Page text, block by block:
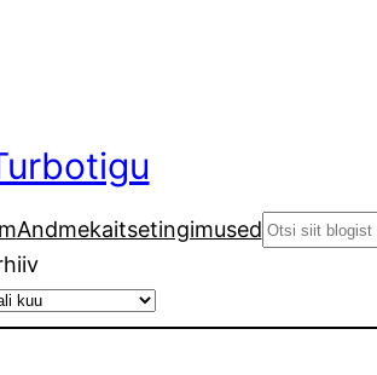
AndmekaitsetingimusedSearch